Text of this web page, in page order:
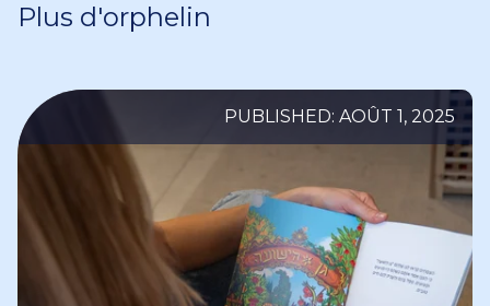
Plus d'orphelin
PUBLISHED: AOÛT 1, 2025